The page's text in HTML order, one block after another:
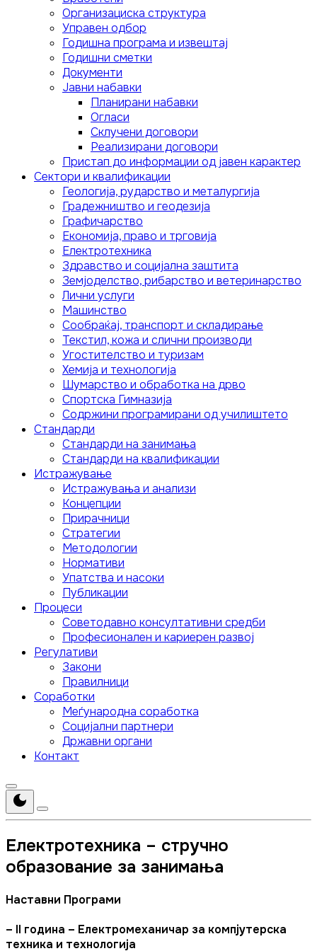
Организациска структура
Управен одбор
Годишна програма и извештај
Годишни сметки
Документи
Јавни набавки
Планирани набавки
Огласи
Склучени договори
Реализирани договори
Пристап до информации од јавен карактер
Сектори и квалификации
Геологија, рударство и металургија
Градежништво и геодезија
Графичарство
Економија, право и трговија
Електротехника
Здравство и социјална заштита
Земјоделство, рибарство и ветеринарство
Лични услуги
Mашинство
Сообраќај, транспорт и складирање
Текстил, кожа и слични производи
Угостителство и туризам
Хемија и технологија
Шумарство и обработка на дрво
Спортска Гимназија
Содржини програмирани од училиштето
Стандарди
Стандарди на занимања
Стандарди на квалификации
Истражување
Истражувања и анализи
Концепции
Прирачници
Стратегии
Методологии
Нормативи
Упатства и насоки
Публикации
Процеси
Советодавно консултативни средби
Професионален и кариерен развој
Регулативи
Закони
Правилници
Соработки
Меѓународна соработка
Социјални партнери
Државни органи
Контакт
Електротехника – стручно
образование за занимања
Наставни Програми
– II година – Електромеханичар за компјутерска
техника и технологија